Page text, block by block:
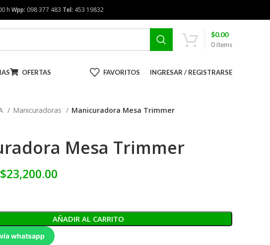
h Wpp: 098 377 483 Tel: 453 19832
0items
$0.00
OFERTAS FAVORITOS INGRESAR / REGISTRARSE
Manicuradoras Manicuradora Mesa Trimmer
Mesa Trimmer
$23,200.00
AÑADIR AL CARRITO
whatsapp